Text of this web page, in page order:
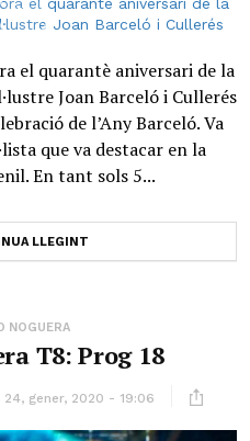
el quarantè aniversari de la
Joan Barceló i Cullerés
de l’Any Barceló. Va
que va destacar en la
En tant sols 5...
LLEGINT
NOGUERA
T8: Prog 18
24, gener, 2020 - 19:06